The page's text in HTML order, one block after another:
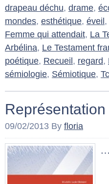
drapeau déchu, drame,
mondes, esthétique, éveil ,
Femme qui attendait, La
Arbélina, Le Testament
poétique, Recueil , regard,
sémiologie, Sémiotique,
09/02/2013 By floria
…